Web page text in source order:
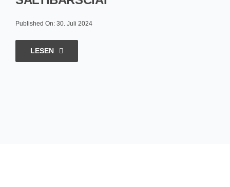
Published On: 30. Juli 2024
LESEN